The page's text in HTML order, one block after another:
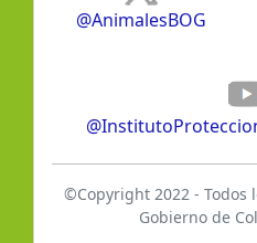
@AnimalesBOG
©Copyright 2022 - Todos
Gobierno de